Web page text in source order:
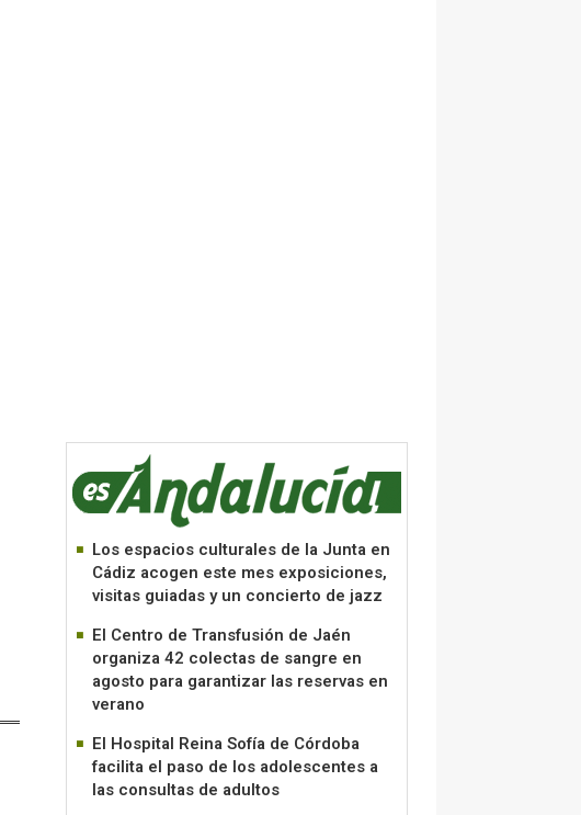
Los espacios culturales de la Junta en
Cádiz acogen este mes exposiciones,
visitas guiadas y un concierto de jazz
El Centro de Transfusión de Jaén
organiza 42 colectas de sangre en
agosto para garantizar las reservas en
verano
El Hospital Reina Sofía de Córdoba
facilita el paso de los adolescentes a
las consultas de adultos